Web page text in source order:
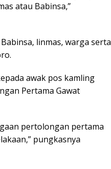
atau Babinsa,”
linmas, warga serta
awak pos kamling
Pertama Gawat
pertolongan pertama
pungkasnya